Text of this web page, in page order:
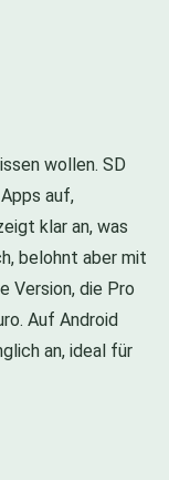
wollen. SD
auf,
klar an, was
belohnt aber mit
Version, die Pro
Auf Android
an, ideal für